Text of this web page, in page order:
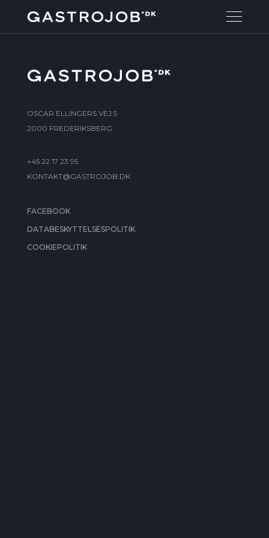
OSCAR ELLINGERS VEJ 5
2000 FREDERIKSBERG
+45 22 17 23 95
KONTAKT@GASTROJOB.DK
FACEBOOK
DATABESKYTTELSESPOLITIK
COOKIEPOLITIK